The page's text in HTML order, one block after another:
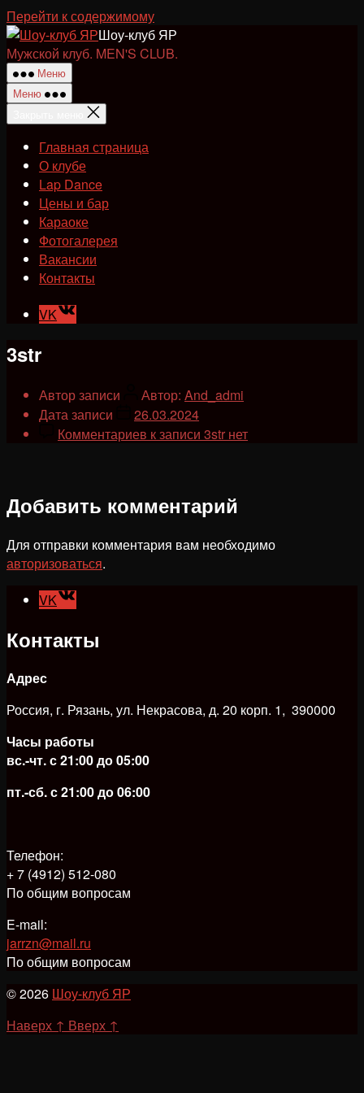
Перейти к содержимому
Шоу-клуб ЯР
Мужской клуб. MEN'S CLUB.
Меню
Меню
Главная страница
О клубе
Lap Dance
Цены и бар
Караоке
Фотогалерея
Вакансии
Контакты
VK
3str
Автор записи Автор: And_admi
Дата записи
26.03.2024
Комментариев к записи 3str нет
Добавить комментарий
Для отправки комментария вам необходимо
авторизоваться.
VK
Контакты
Адрес
Россия, г. Рязань, ул. Некрасова, д. 20 корп. 1, 390000
Часы работы
вс.-чт. с 21:00 до 05:00
пт.-сб. с 21:00 до 06:00
Телефон:
+ 7 (4912) 512-080
По общим вопросам
E-mail:
jarrzn@mail.ru
По общим вопросам
© 2026 Шоу-клуб ЯР
Наверх ↑ Вверх ↑